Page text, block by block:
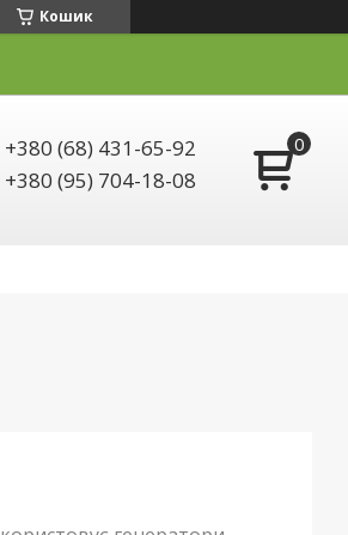
Кошик
+380 (68) 431-65-92
+380 (95) 704-18-08